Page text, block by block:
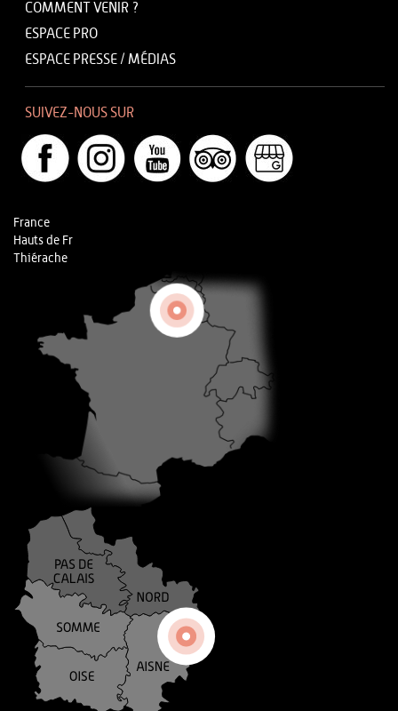
COMMENT VENIR ?
ESPACE PRO
ESPACE PRESSE / MÉDIAS
SUIVEZ-NOUS SUR
France
Hauts de Fr
Thiérache